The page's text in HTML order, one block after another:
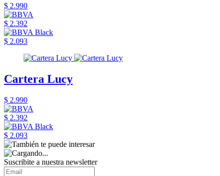
$ 2.990
$ 2.392
$ 2.093
Cartera Lucy
$ 2.990
$ 2.392
$ 2.093
Suscribite a nuestra newsletter